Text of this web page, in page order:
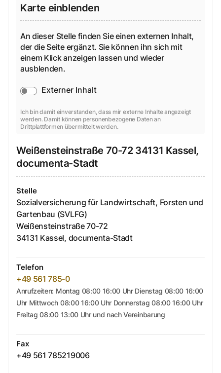
Karte einblenden
An dieser Stelle finden Sie einen externen Inhalt,
der die Seite ergänzt. Sie können ihn sich mit
einem Klick anzeigen lassen und wieder
ausblenden.
Externer Inhalt
Ich bin damit einverstanden, dass mir externe Inhalte angezeigt
werden. Damit können personenbezogene Daten an
Drittplattformen übermittelt werden.
Weißensteinstraße 70-72 34131 Kassel,
documenta-Stadt
Stelle
Sozialversicherung für Landwirtschaft, Forsten und
Gartenbau (SVLFG)
Weißensteinstraße70-72
34131 Kassel, documenta-Stadt
Telefon
+49 561 785-0
Anrufzeiten: Montag 08:00 16:00 Uhr Dienstag 08:00 16:00
Uhr Mittwoch 08:00 16:00 Uhr Donnerstag 08:00 16:00 Uhr
Freitag 08:00 13:00 Uhr und nach Vereinbarung
Fax
+49 561 785219006